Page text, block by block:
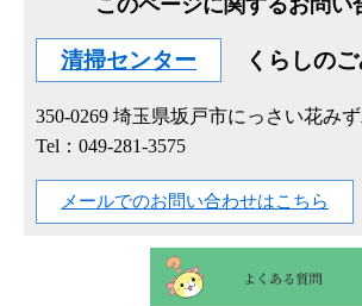
このページに関するお問い
清掃センター くらしの
350-0269 埼玉県坂戸市にっさい花み
Tel：049-281-3575
メールでのお問い合わせはこちら